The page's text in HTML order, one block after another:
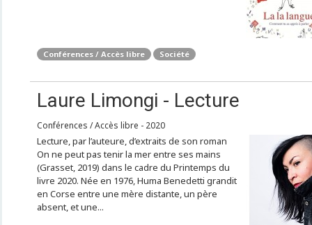
Conférences / Accès libre Société
Laure Limongi - Lecture
Conférences / Accès libre - 2020
Lecture, par l’auteure, d’extraits de son roman
On ne peut pas tenir la mer entre ses mains
(Grasset, 2019) dans le cadre du Printemps du
livre 2020. Née en 1976, Huma Benedetti grandit
en Corse entre une mère distante, un père
absent, et une...